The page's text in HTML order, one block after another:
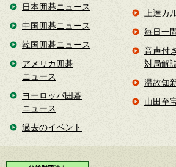
日本囲碁ニュース
中国囲碁ニュース
韓国囲碁ニュース
アメリカ囲碁
ニュース
ヨーロッパ囲碁
ニュース
過去のイベント
上達カ
毎日一
音声付き
対局解
温故知
山田至